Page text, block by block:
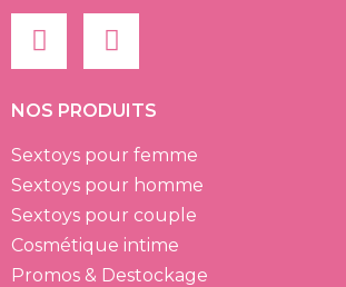
NOS PRODUITS
Sextoys pour femme
Sextoys pour homme
Sextoys pour couple
Cosmétique intime
Promos & Destockage